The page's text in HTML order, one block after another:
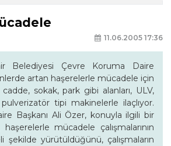
11.06.2005 17:36
Belediyesi Çevre Koruma Daire
artan haşerelerle mücadele için
sokak, park gibi alanları, ULV,
tipi makinelerle ilaçlıyor.
Başkanı Ali Özer, konuyla ilgili bir
haşerelerle mücadele çalışmalarının
şekilde yürütüldüğünü, çalışmaların